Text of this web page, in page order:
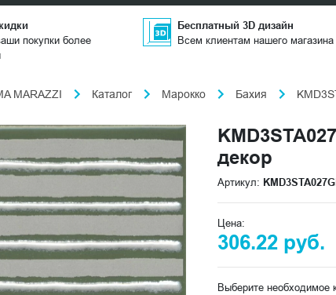
покупки более
Бесплатный 3D дизайн
Всем клиентам нашего магазина
MARAZZI Каталог Марокко Бахия
декор
Артикул:
Цена:
306.22 руб.
Выберите необходимое